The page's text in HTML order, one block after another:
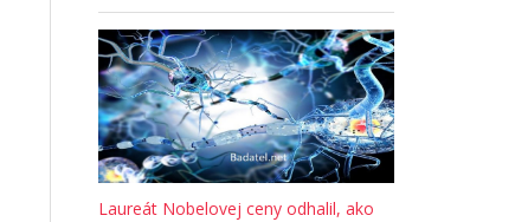
Laureát Nobelovej ceny odhalil, ako